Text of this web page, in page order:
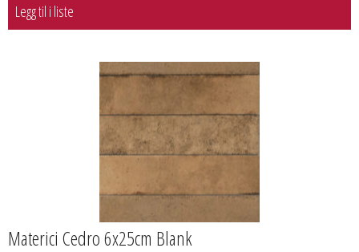
Legg til i liste
Materici Cedro 6x25cm Blank